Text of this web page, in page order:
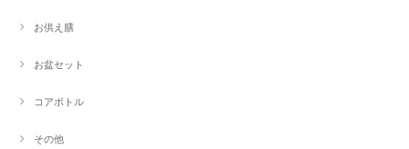
お供え膳
お盆セット
コアボトル
その他